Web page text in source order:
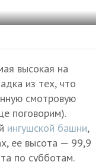
высокая на
из тех, что
смотровую
поговорим).
ингушской башни,
ее высота — 99,9
по субботам.